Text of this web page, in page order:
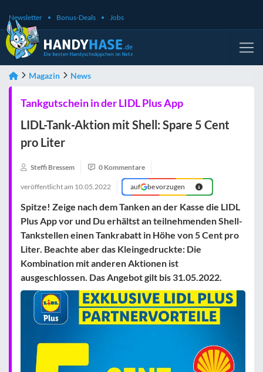
Newsletter Bonus-Deals Jobs
Magazin News
Tankgutschein in der LIDL Plus App
LIDL-Tank-Aktion mit Shell: Spare 5 Cent
pro Liter
Steffi Bressem 0 Kommentare
veröffentlicht am 10.05.2022 auf bevorzugen
Spitze! Zeige nach dem Tanken an der Kasse die LIDL
Plus App vor und Du erhältst an teilnehmenden Shell-
Tankstellen einen Tankrabatt in Höhe von 5 Cent pro
Liter. Beachte aber das Kleingedruckte: Die
Kombination mit anderen Aktionen ist
ausgeschlossen. Das Angebot gilt bis 31.05.2022.